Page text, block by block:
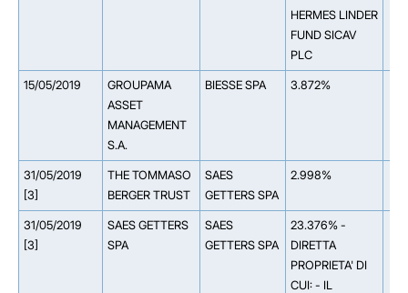
HERMES LINDER
FUND SICAV
PLC
15/05/2019
GROUPAMA
ASSET
MANAGEMENT
S.A.
BIESSE SPA 3.872%
31/05/2019
[3]
THE TOMMASO
BERGER TRUST
SAES
GETTERS SPA
2.998%
31/05/2019
[3]
SAES GETTERS
SPA
SAES
GETTERS SPA
23.376% -
DIRETTA
PROPRIETA' DI
CUI: - IL